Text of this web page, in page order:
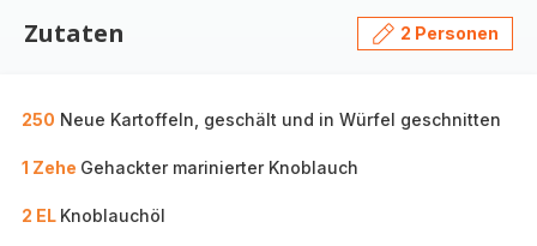
Zutaten 2 Personen
250 Neue Kartoffeln, geschält und in Würfel geschnitten
1 Zehe Gehackter marinierter Knoblauch
2 EL Knoblauchöl